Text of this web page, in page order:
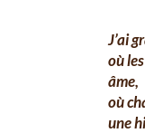
J’ai
où
âme,
où
une